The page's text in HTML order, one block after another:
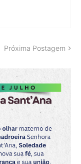
Próxima Postagem